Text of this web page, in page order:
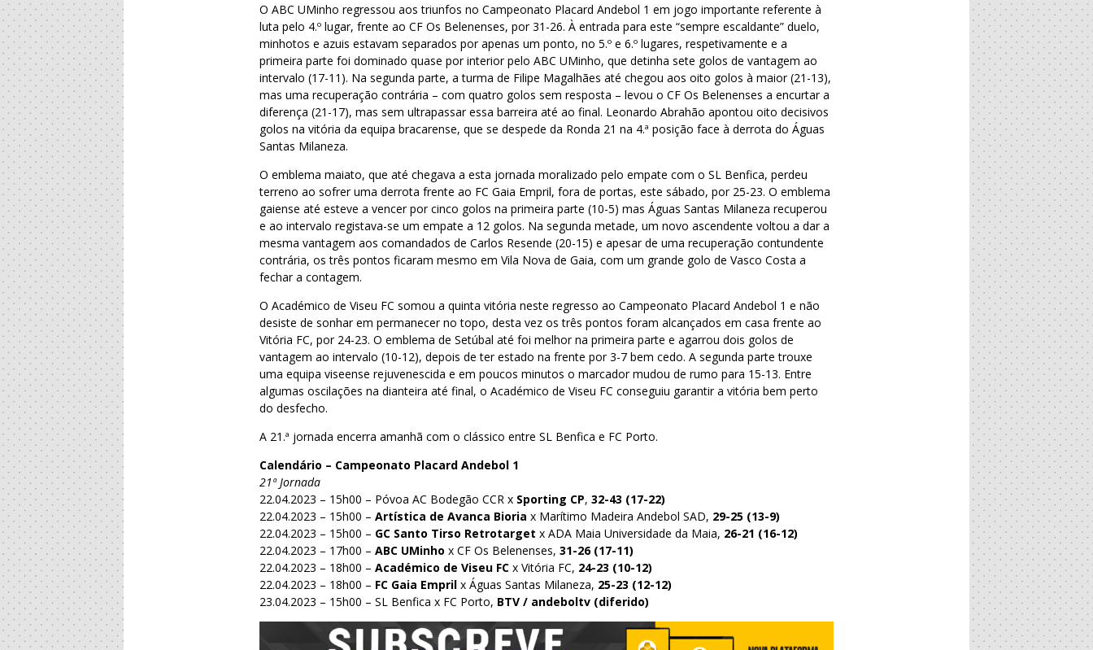
O ABC UMinho regressou aos triunfos no Campeonato Placard Andebol 1 em jogo importante referente à
luta pelo 4.º lugar, frente ao CF Os Belenenses, por 31-26. À entrada para este “sempre escaldante” duelo,
minhotos e azuis estavam separados por apenas um ponto, no 5.º e 6.º lugares, respetivamente e a
primeira parte foi dominado quase por interior pelo ABC UMinho, que detinha sete golos de vantagem ao
intervalo (17-11). Na segunda parte, a turma de Filipe Magalhães até chegou aos oito golos à maior (21-13),
mas uma recuperação contrária – com quatro golos sem resposta – levou o CF Os Belenenses a encurtar a
diferença (21-17), mas sem ultrapassar essa barreira até ao final. Leonardo Abrahão apontou oito decisivos
golos na vitória da equipa bracarense, que se despede da Ronda 21 na 4.ª posição face à derrota do Águas
Santas Milaneza.
O emblema maiato, que até chegava a esta jornada moralizado pelo empate com o SL Benfica, perdeu
terreno ao sofrer uma derrota frente ao FC Gaia Empril, fora de portas, este sábado, por 25-23. O emblema
gaiense até esteve a vencer por cinco golos na primeira parte (10-5) mas Águas Santas Milaneza recuperou
e ao intervalo registava-se um empate a 12 golos. Na segunda metade, um novo ascendente voltou a dar a
mesma vantagem aos comandados de Carlos Resende (20-15) e apesar de uma recuperação contundente
contrária, os três pontos ficaram mesmo em Vila Nova de Gaia, com um grande golo de Vasco Costa a
fechar a contagem.
O Académico de Viseu FC somou a quinta vitória neste regresso ao Campeonato Placard Andebol 1 e não
desiste de sonhar em permanecer no topo, desta vez os três pontos foram alcançados em casa frente ao
Vitória FC, por 24-23. O emblema de Setúbal até foi melhor na primeira parte e agarrou dois golos de
vantagem ao intervalo (10-12), depois de ter estado na frente por 3-7 bem cedo. A segunda parte trouxe
uma equipa viseense rejuvenescida e em poucos minutos o marcador mudou de rumo para 15-13. Entre
algumas oscilações na dianteira até final, o Académico de Viseu FC conseguiu garantir a vitória bem perto
do desfecho.
A 21.ª jornada encerra amanhã com o clássico entre SL Benfica e FC Porto.
Calendário – Campeonato Placard Andebol 1
21ª Jornada
22.04.2023 – 15h00 – Póvoa AC Bodegão CCR x Sporting CP,32-43 (17-22)
22.04.2023 – 15h00 –Artística de Avanca Bioria x Marítimo Madeira Andebol SAD, 29-25 (13-9)
22.04.2023 – 15h00 – GC Santo Tirso Retrotarget x ADA Maia Universidade da Maia, 26-21 (16-12)
22.04.2023 – 17h00 –ABC UMinho x CF Os Belenenses,31-26 (17-11)
22.04.2023 – 18h00 –Académico de Viseu FC x Vitória FC, 24-23 (10-12)
22.04.2023 – 18h00 – FC Gaia Emprilx Águas Santas Milaneza, 25-23 (12-12)
23.04.2023 – 15h00 – SL Benfica x FC Porto, BTV / andeboltv (diferido)